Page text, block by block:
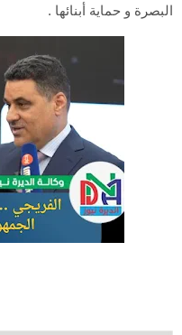
البصرة و حماية أبنائها .